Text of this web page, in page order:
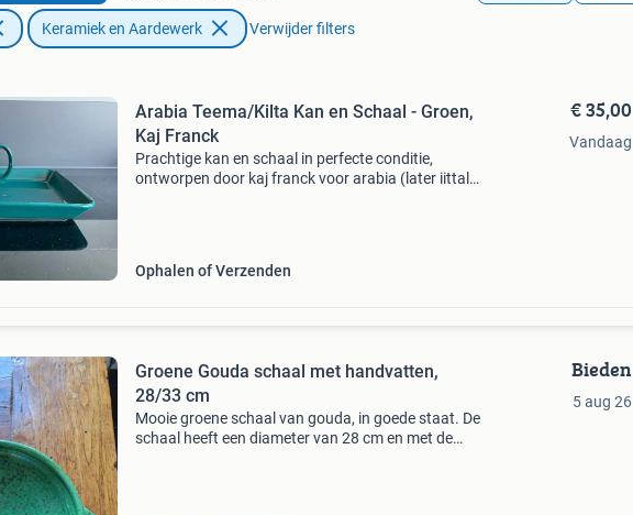
Keramiek en Aardewerk Verwijder filters
Arabia Teema/Kilta Kan en Schaal - Groen,
Kaj Franck
Prachtige kan en schaal in perfecte conditie,
ontworpen door kaj franck voor arabia (later iittala)
Ophalen of Verzenden
€ 35,00
Vandaag
Groene Gouda schaal met handvatten,
28/33 cm
Mooie groene schaal van gouda, in goede staat. De
schaal heeft een diameter van 28 cm en met de
Bieden
5 aug 26